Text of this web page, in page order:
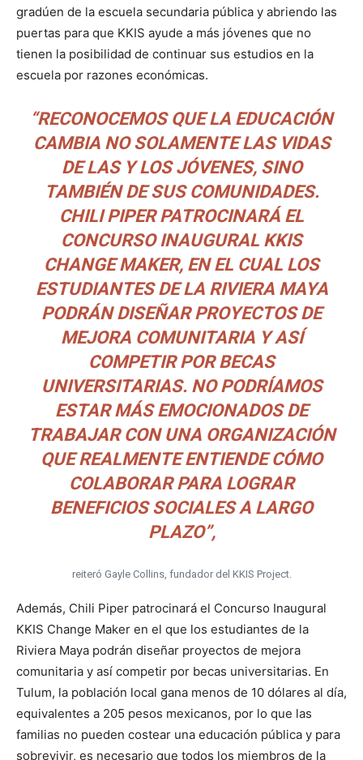
gradúen de la escuela secundaria pública y abriendo las
puertas para que KKIS ayude a más jóvenes que no
tienen la posibilidad de continuar sus estudios en la
escuela por razones económicas.
“RECONOCEMOS QUE LA EDUCACIÓN
CAMBIA NO SOLAMENTE LAS VIDAS
DE LAS Y LOS JÓVENES, SINO
TAMBIÉN DE SUS COMUNIDADES.
CHILI PIPER PATROCINARÁ EL
CONCURSO INAUGURAL KKIS
CHANGE MAKER, EN EL CUAL LOS
ESTUDIANTES DE LA RIVIERA MAYA
PODRÁN DISEÑAR PROYECTOS DE
MEJORA COMUNITARIA Y ASÍ
COMPETIR POR BECAS
UNIVERSITARIAS. NO PODRÍAMOS
ESTAR MÁS EMOCIONADOS DE
TRABAJAR CON UNA ORGANIZACIÓN
QUE REALMENTE ENTIENDE CÓMO
COLABORAR PARA LOGRAR
BENEFICIOS SOCIALES A LARGO
PLAZO”,
reiteró Gayle Collins, fundador del KKIS Project.
Además, Chili Piper patrocinará el Concurso Inaugural
KKIS Change Maker en el que los estudiantes de la
Riviera Maya podrán diseñar proyectos de mejora
comunitaria y así competir por becas universitarias. En
Tulum, la población local gana menos de 10 dólares al día,
equivalentes a 205 pesos mexicanos, por lo que las
familias no pueden costear una educación pública y para
sobrevivir, es necesario que todos los miembros de la